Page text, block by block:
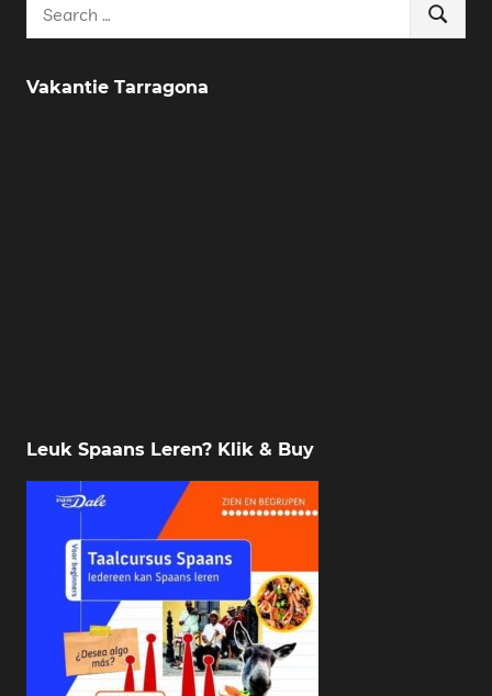
Search
Vakantie Tarragona
Leuk Spaans Leren? Klik & Buy